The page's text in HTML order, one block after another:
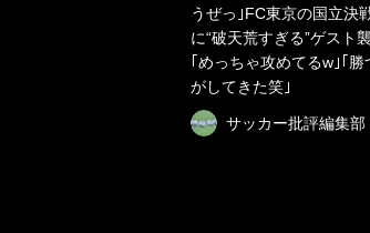
うぜっ｣FC東京の国立決
に“破天荒すぎる”ゲスト
｢めっちゃ攻めてるw｣｢勝
がしてきた笑｣
サッカー批評編集部